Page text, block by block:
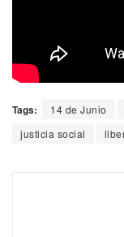
Tags: 14 de Junio
justicia social